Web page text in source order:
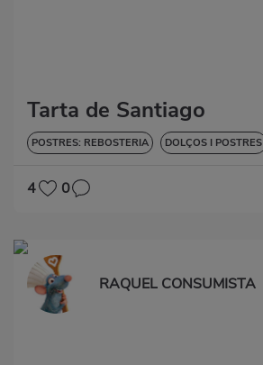
Tarta de Santiago
POSTRES: REBOSTERIA DOLÇOS I POSTRES
4 0
RAQUEL CONSUMISTA